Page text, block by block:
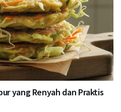
yang Renyah dan Praktis